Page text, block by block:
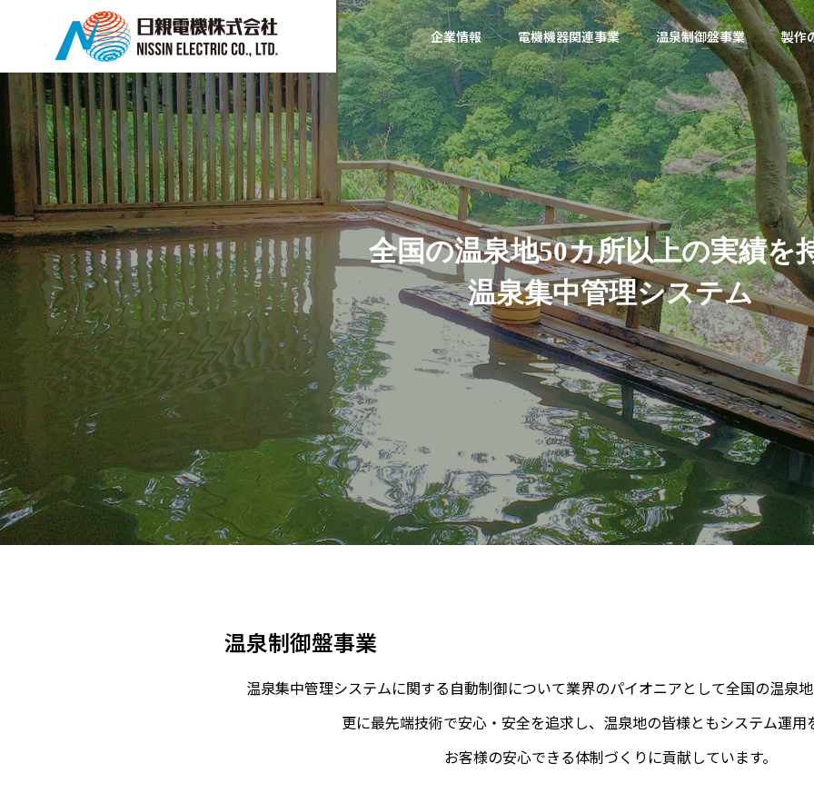
企業情報 電機機器関連事業 温泉制御盤事業 製作
PRODUCT
電機機器関連事業
富士電機製品
富士電機機器制御
製品
富士電
製品
全国の温泉地50カ所以上の実績を
温泉集中管理システム
温泉制御盤事業
温泉集中管理システムに関する自動制御について業界のパイオニアとして全国の温泉
更に最先端技術で安心・安全を追求し、温泉地の皆様ともシステム運用
お客様の安心できる体制づくりに貢献しています。